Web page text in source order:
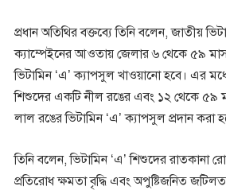
প্রধান অতিথির বক্তব্যে তিনি বলেন, জাতীয়
ক্যাম্পেইনের আওতায় জেলার ৬ থেকে ৫৯
ভিটামিন ‘এ’ ক্যাপসুল খাওয়ানো হবে। এর
শিশুদের একটি নীল রঙের এবং ১২ থেকে ৫৯
লাল রঙের ভিটামিন ‘এ’ ক্যাপসুল প্রদান করা
তিনি বলেন, ভিটামিন ‘এ’ শিশুদের রাতকানা
প্রতিরোধ ক্ষমতা বৃদ্ধি এবং অপুষ্টিজনিত